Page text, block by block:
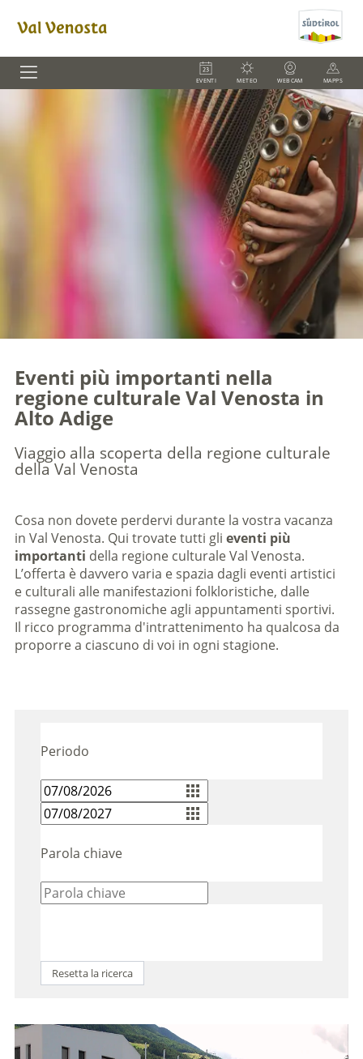
EVENTI METEO WEBCAM MAPPS
Eventi più importanti nella
regione culturale Val Venosta in
Alto Adige
Viaggio alla scoperta della regione culturale
della Val Venosta
Cosa non dovete perdervi durante la vostra vacanza
in Val Venosta. Qui trovate tutti gli eventi più
importanti della regione culturale Val Venosta.
L’offerta è davvero varia e spazia dagli eventi artistici
e culturali alle manifestazioni folkloristiche, dalle
rassegne gastronomiche agli appuntamenti sportivi.
Il ricco programma d'intrattenimento ha qualcosa da
proporre a ciascuno di voi in ogni stagione.
Periodo
Parola chiave
Resetta la ricerca